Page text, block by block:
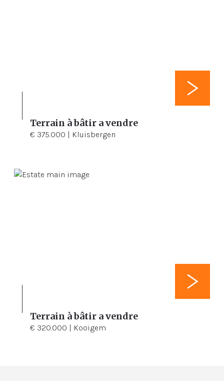
3.310 m²
Terrain à bâtir a vendre
€ 375.000 | Kluisbergen
1.456 m²
Terrain à bâtir a vendre
€ 320.000 | Kooigem